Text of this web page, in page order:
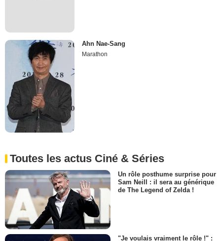
Ahn Nae-Sang
Marathon
Toutes les actus Ciné & Séries
Un rôle posthume surprise pour
Sam Neill : il sera au générique
de The Legend of Zelda !
"Je voulais vraiment le rôle !" :